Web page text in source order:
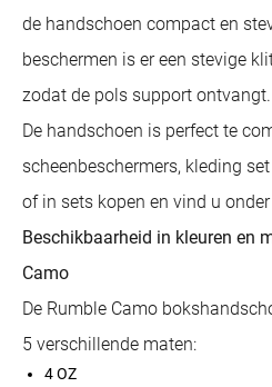
de handschoen compact en
beschermen is er een stevige
zodat de pols support ontvangt.
De handschoen is perfect te
scheenbeschermers, kleding
of in sets kopen en vind u
Beschikbaarheid in kleuren en
Camo
De Rumble Camo
5 verschillende maten:
4 OZ